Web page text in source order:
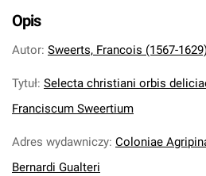
Opis
Autor: Sweerts, Francois (1567-
Tytuł: Selecta christiani orbis
Franciscum Sweertium
Adres wydawniczy: Coloniae
Bernardi Gualteri